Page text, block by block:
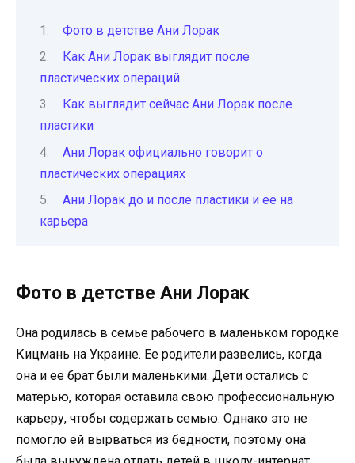
Фото в детстве Ани Лорак
Как Ани Лорак выглядит после
пластических операций
Как выглядит сейчас Ани Лорак после
пластики
Ани Лорак официально говорит о
пластических операциях
Ани Лорак до и после пластики и ее на
карьера
Фото в детстве Ани Лорак
Она родилась в семье рабочего в маленьком городке
Кицмань на Украине. Ее родители развелись, когда
она и ее брат были маленькими. Дети остались с
матерью, которая оставила свою профессиональную
карьеру, чтобы содержать семью. Однако это не
помогло ей вырваться из бедности, поэтому она